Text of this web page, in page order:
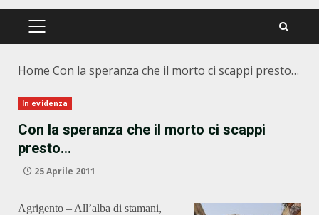
PRIMÄRES
Home Con la speranza che il morto ci scappi presto…
In evidenza
Con la speranza che il morto ci scappi
presto…
25 Aprile 2011
Agrigento – All’alba di stamani,